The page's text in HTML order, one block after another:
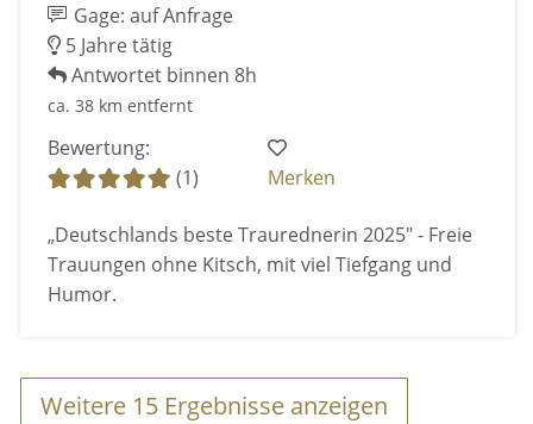
Gage: auf Anfrage
5 Jahre tätig
Antwortet binnen 8h
ca. 38 km entfernt
Bewertung:
(1)
Merken
„Deutschlands beste Traurednerin 2025" - Freie
Trauungen ohne Kitsch, mit viel Tiefgang und
Humor.
Weitere 15 Ergebnisse anzeigen